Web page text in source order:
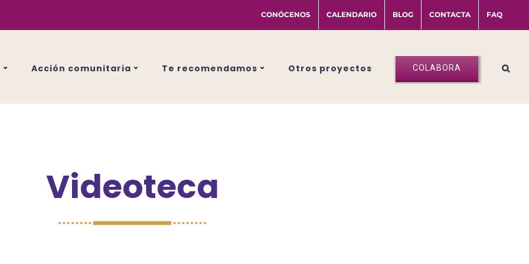
CONÓCENOS CALENDARIO BLOG CONTACTA FAQ
Acción comunitaria Te recomendamos Otros proyectos COLABORA
Videoteca